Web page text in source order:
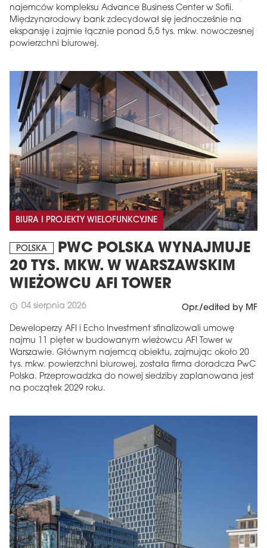
najemców kompleksu Advance Business Center w Sofii.
Międzynarodowy bank zdecydował się jednocześnie na
ekspansję i zajmie łącznie ponad 5,5 tys. mkw. nowoczesnej
powierzchni biurowej.
BIURA I PROJEKTY WIELOFUNKCYJNE
POLSKA
PWC POLSKA WYNAJMUJE
20 TYS. MKW. W WARSZAWSKIM
WIEŻOWCU AFI TOWER
schedule 04 sierpnia 2026 Opr./edited by MF
Deweloperzy AFI i Echo Investment sfinalizowali umowę
najmu 11 pięter w budowanym wieżowcu AFI Tower w
Warszawie. Głównym najemcą obiektu, zajmując około 20
tys. mkw. powierzchni biurowej, została firma doradcza PwC
Polska. Przeprowadzka do nowej siedziby zaplanowana jest
na początek 2029 roku.